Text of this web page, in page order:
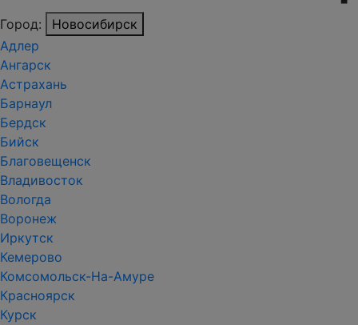
Город:
Новосибирск
Адлер
Ангарск
Астрахань
Барнаул
Бердск
Бийск
Благовещенск
Владивосток
Вологда
Воронеж
Иркутск
Кемерово
Комсомольск-На-Амуре
Красноярск
Курск